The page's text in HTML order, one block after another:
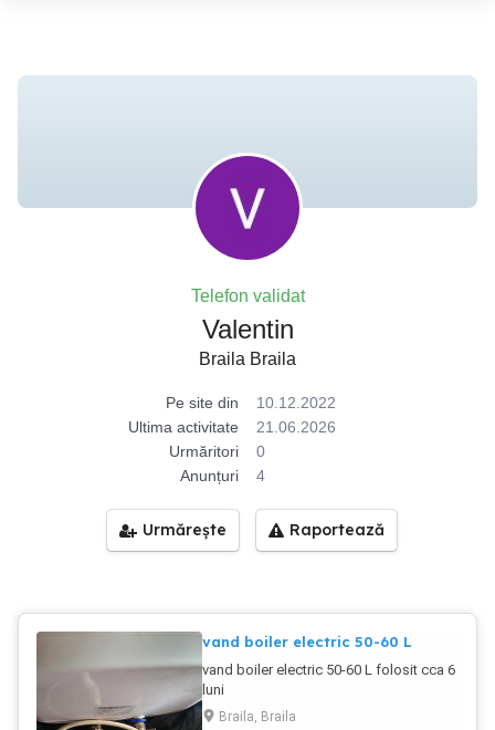
Telefon validat
Valentin
Braila Braila
Pe site din
10.12.2022
Ultima activitate
21.06.2026
Urmăritori
0
Anunțuri
4
Urmărește Raportează
vand boiler electric 50-60 L
vand boiler electric 50-60 L folosit cca 6
luni
Braila, Braila